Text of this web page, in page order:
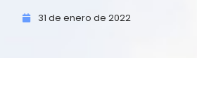
31 de enero de 2022